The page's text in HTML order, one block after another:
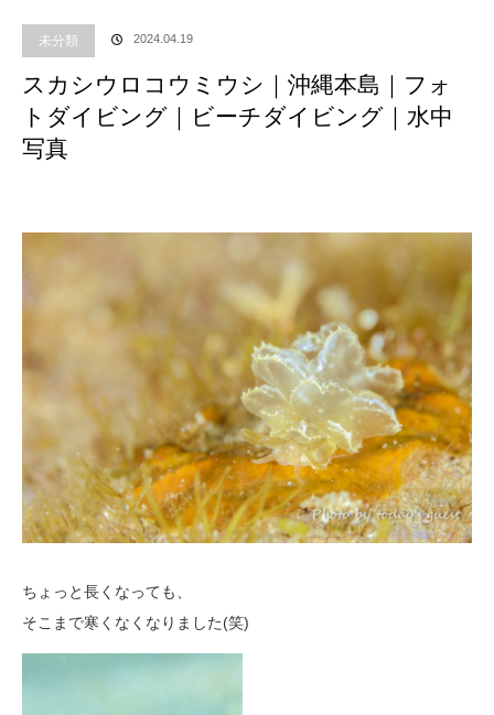
未分類 2024.04.19
スカシウロコウミウシ｜沖縄本島｜フォ
トダイビング｜ビーチダイビング｜水中
写真
ちょっと長くなっても、
そこまで寒くなくなりました(笑)